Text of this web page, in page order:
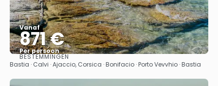
Vanaf
871 €
Per persoon
Bekijk
BESTEMMINGEN
Bastia · Calvi · Ajaccio, Corsica · Bonifacio · Porto Vevvhio · Bastia